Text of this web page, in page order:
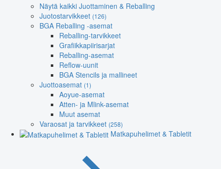
Näytä kaikki Juottaminen & Reballing
Juotostarvikkeet (126)
BGA Reballing -asemat
Reballing-tarvikkeet
Grafiikkapiirisarjat
Reballing-asemat
Reflow-uunit
BGA Stencils ja mallineet
Juottoasemat (1)
Aoyue-asemat
Atten- ja Mlink-asemat
Muut asemat
Varaosat ja tarvikkeet (258)
Matkapuhelimet & Tabletit